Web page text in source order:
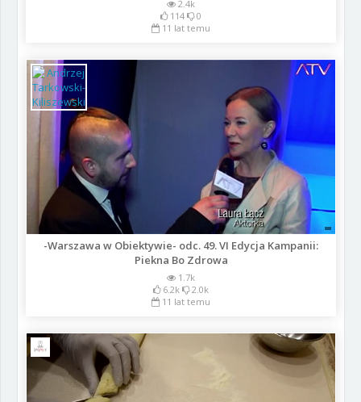
2.4k
114
0
11 lat temu
-Warszawa w Obiektywie- odc. 49. VI Edycja Kampanii:
Piekna Bo Zdrowa
1.7k
6.2k
2.0k
11 lat temu